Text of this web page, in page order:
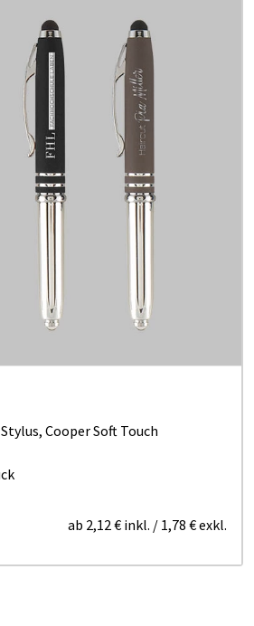
Cooper Soft Touch
ab 2,12 € inkl. / 1,78 €exkl.